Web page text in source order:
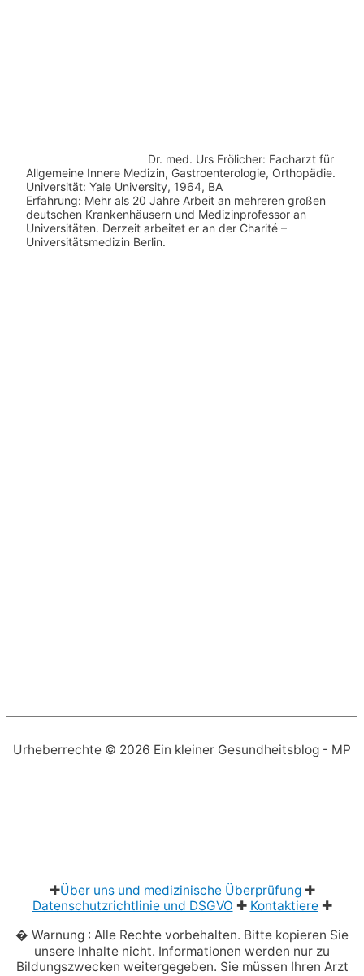
Dr. med. Urs Frölicher: Facharzt für
Allgemeine Innere Medizin, Gastroenterologie, Orthopädie.
Universität: Yale University, 1964, BA
Erfahrung: Mehr als 20 Jahre Arbeit an mehreren großen
deutschen Krankenhäusern und Medizinprofessor an
Universitäten. Derzeit arbeitet er an der Charité –
Universitätsmedizin Berlin.
Urheberrechte © 2026 Ein kleiner Gesundheitsblog - MP
✚Über uns und medizinische Überprüfung✚
Datenschutzrichtlinie und DSGVO ✚ Kontaktiere✚
� Warnung : Alle Rechte vorbehalten. Bitte kopieren Sie
unsere Inhalte nicht. Informationen werden nur zu
Bildungszwecken weitergegeben. Sie müssen Ihren Arzt